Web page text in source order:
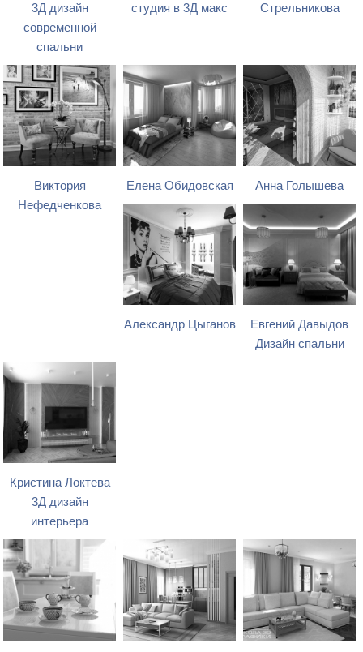
3Д дизайн
современной
спальни
студия в 3Д макс
Стрельникова
Виктория
Нефедченкова
Елена Обидовская Анна Голышева
Александр Цыганов
Евгений Давыдов
Дизайн спальни
Кристина Локтева
3Д дизайн
интерьера